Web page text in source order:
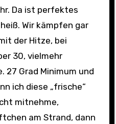
Da ist perfektes
Wir kämpfen gar
der Hitze, bei
30, vielmehr
27 Grad Minimum und
ich diese „frische“
mitnehme,
am Strand, dann